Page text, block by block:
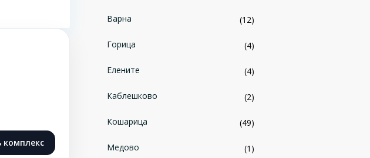
комплекс
Варна (12)
Горица (4)
Елените (4)
Каблешково (2)
Кошарица (49)
Медово (1)